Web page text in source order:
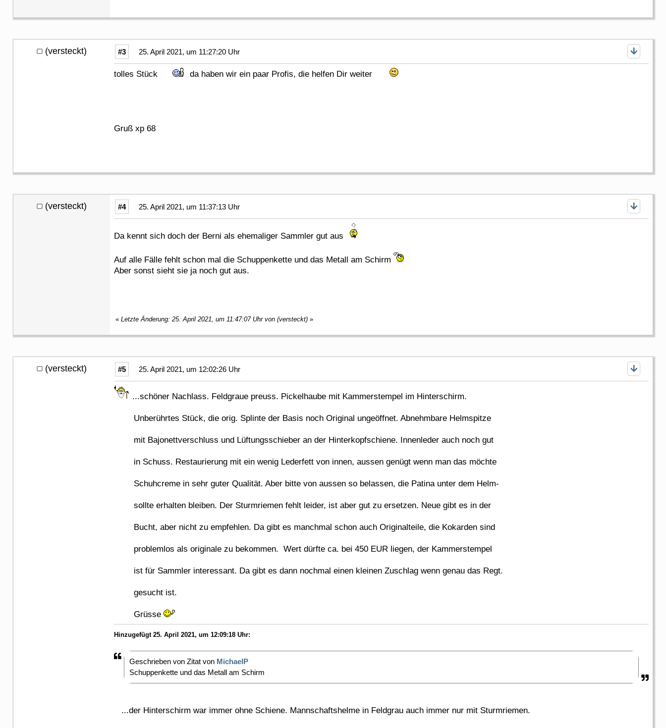
(versteckt) #3 25. April 2021, um 11:27:20 Uhr
tolles Stück da haben wir ein paar Profis, die helfen Dir weiter
Gruß xp 68
(versteckt) #4 25. April 2021, um 11:37:13 Uhr
Da kennt sich doch der Berni als ehemaliger Sammler gut aus
Auf alle Fälle fehlt schon mal die Schuppenkette und das Metall am Schirm
Aber sonst sieht sie ja noch gut aus.
« Letzte Änderung: 25. April 2021, um 11:47:07 Uhr von (versteckt) »
(versteckt) #5 25. April 2021, um 12:02:26 Uhr
...schöner Nachlass. Feldgraue preuss. Pickelhaube mit Kammerstempel im Hinterschirm.
Unberührtes Stück, die orig. Splinte der Basis noch Original ungeöffnet. Abnehmbare Helmspitze
mit Bajonettverschluss und Lüftungsschieber an der Hinterkopfschiene. Innenleder auch noch gut
in Schuss. Restaurierung mit ein wenig Lederfett von innen, aussen genügt wenn man das möchte
Schuhcreme in sehr guter Qualität. Aber bitte von aussen so belassen, die Patina unter dem Helm-
sollte erhalten bleiben. Der Sturmriemen fehlt leider, ist aber gut zu ersetzen. Neue gibt es in der
Bucht, aber nicht zu empfehlen. Da gibt es manchmal schon auch Originalteile, die Kokarden sind
problemlos als originale zu bekommen. Wert dürfte ca. bei 450 EUR liegen, der Kammerstempel
ist für Sammler interessant. Da gibt es dann nochmal einen kleinen Zuschlag wenn genau das Regt.
gesucht ist.
Grüsse
Hinzugefügt 25. April 2021, um 12:09:18 Uhr:
Geschrieben von Zitat von MichaelP
Schuppenkette und das Metall am Schirm
...der Hinterschirm war immer ohne Schiene. Mannschaftshelme in Feldgrau auch immer nur mit Sturmriemen.